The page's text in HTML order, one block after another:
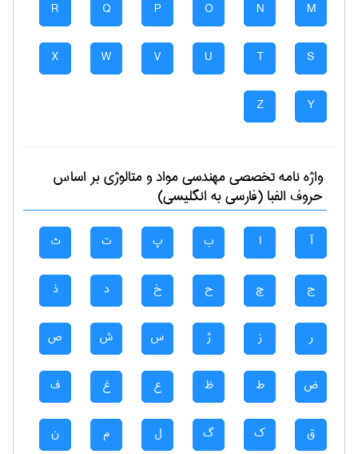
M
N
O
P
Q
R
S
T
U
V
W
X
Y
Z
واژه نامه تخصصیمهندسی مواد و متالوژیبر اساس
حروف الفبا (فارسی به انگلیسی)
آ ا ب پ ت ث
ج چ ح خ د ذ
ر ز ژ س ش ص
ض ط ظ ع غ ف
ق ک گ ل م ن